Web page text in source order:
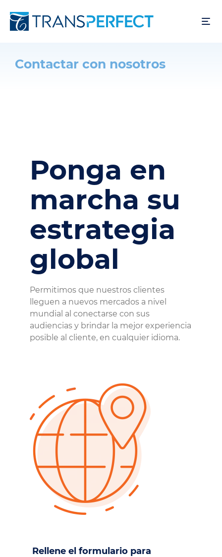
al
Contactar con nosotros
Ponga en
marcha su
estrategia
global
Permitimos que nuestros clientes
lleguen a nuevos mercados a nivel
mundial al conectarse con sus
audiencias y brindar la mejor experiencia
posible al cliente, en cualquier idioma.
Rellene el formulario para